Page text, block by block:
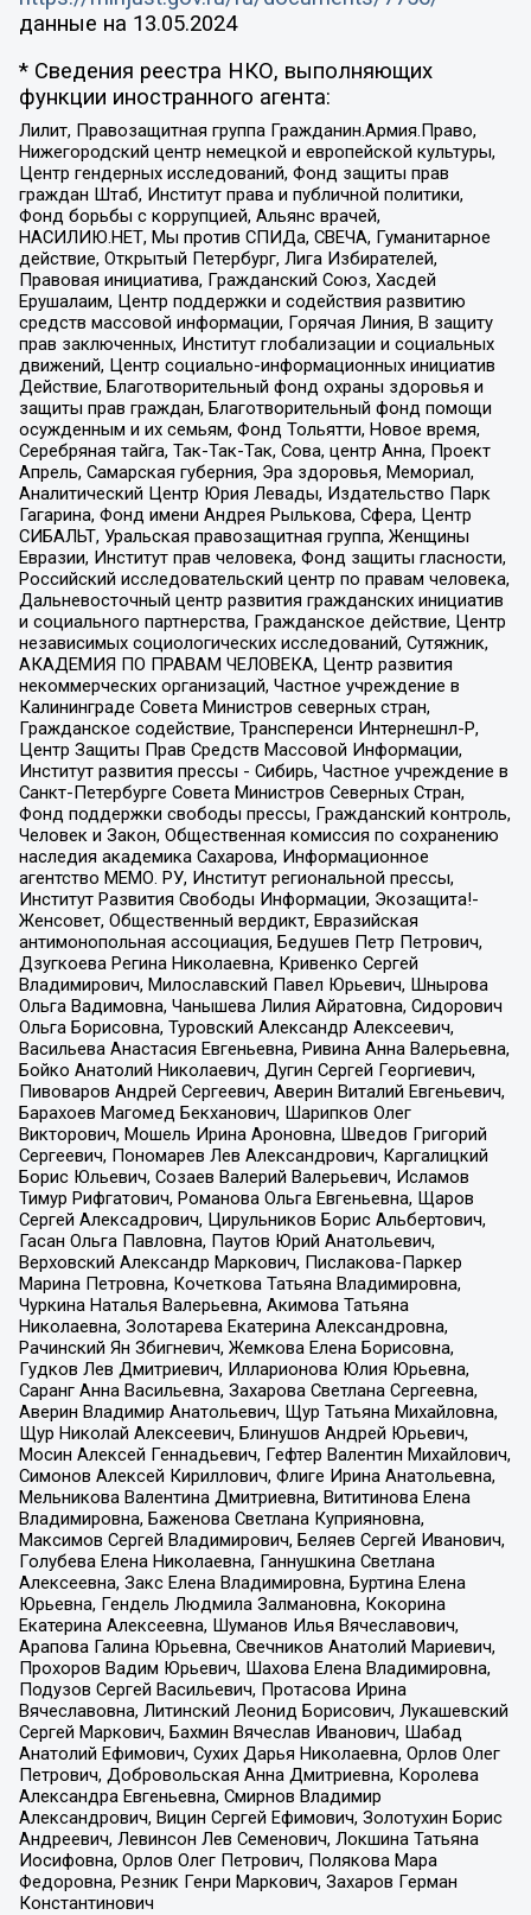
данные на 13.05.2024
* Сведения реестра НКО, выполняющих
функции иностранного агента:
Лилит, Правозащитная группа Гражданин.Армия.Право,
Нижегородский центр немецкой и европейской культуры,
Центр гендерных исследований, Фонд защиты прав
граждан Штаб, Институт права и публичной политики,
Фонд борьбы с коррупцией, Альянс врачей,
НАСИЛИЮ.НЕТ, Мы против СПИДа, СВЕЧА, Гуманитарное
действие, Открытый Петербург, Лига Избирателей,
Правовая инициатива, Гражданский Союз, Хасдей
Ерушалаим, Центр поддержки и содействия развитию
средств массовой информации, Горячая Линия, В защиту
прав заключенных, Институт глобализации и социальных
движений, Центр социально-информационных инициатив
Действие, Благотворительный фонд охраны здоровья и
защиты прав граждан, Благотворительный фонд помощи
осужденным и их семьям, Фонд Тольятти, Новое время,
Серебряная тайга, Так-Так-Так, Сова, центр Анна, Проект
Апрель, Самарская губерния, Эра здоровья, Мемориал,
Аналитический Центр Юрия Левады, Издательство Парк
Гагарина, Фонд имени Андрея Рылькова, Сфера, Центр
СИБАЛЬТ, Уральская правозащитная группа, Женщины
Евразии, Институт прав человека, Фонд защиты гласности,
Российский исследовательский центр по правам человека,
Дальневосточный центр развития гражданских инициатив
и социального партнерства, Гражданское действие, Центр
независимых социологических исследований, Сутяжник,
АКАДЕМИЯ ПО ПРАВАМ ЧЕЛОВЕКА, Центр развития
некоммерческих организаций, Частное учреждение в
Калининграде Совета Министров северных стран,
Гражданское содействие, Трансперенси Интернешнл-Р,
Центр Защиты Прав Средств Массовой Информации,
Институт развития прессы - Сибирь, Частное учреждение в
Санкт-Петербурге Совета Министров Северных Стран,
Фонд поддержки свободы прессы, Гражданский контроль,
Человек и Закон, Общественная комиссия по сохранению
наследия академика Сахарова, Информационное
агентство МЕМО. РУ, Институт региональной прессы,
Институт Развития Свободы Информации, Экозащита!-
Женсовет, Общественный вердикт, Евразийская
антимонопольная ассоциация, Бедушев Петр Петрович,
Дзугкоева Регина Николаевна, Кривенко Сергей
Владимирович, Милославский Павел Юрьевич, Шнырова
Ольга Вадимовна, Чанышева Лилия Айратовна, Сидорович
Ольга Борисовна, Туровский Александр Алексеевич,
Васильева Анастасия Евгеньевна, Ривина Анна Валерьевна,
Бойко Анатолий Николаевич, Дугин Сергей Георгиевич,
Пивоваров Андрей Сергеевич, Аверин Виталий Евгеньевич,
Барахоев Магомед Бекханович, Шарипков Олег
Викторович, Мошель Ирина Ароновна, Шведов Григорий
Сергеевич, Пономарев Лев Александрович, Каргалицкий
Борис Юльевич, Созаев Валерий Валерьевич, Исламов
Тимур Рифгатович, Романова Ольга Евгеньевна, Щаров
Сергей Алексадрович, Цирульников Борис Альбертович,
Гасан Ольга Павловна, Паутов Юрий Анатольевич,
Верховский Александр Маркович, Пислакова-Паркер
Марина Петровна, Кочеткова Татьяна Владимировна,
Чуркина Наталья Валерьевна, Акимова Татьяна
Николаевна, Золотарева Екатерина Александровна,
Рачинский Ян Збигневич, Жемкова Елена Борисовна,
Гудков Лев Дмитриевич, Илларионова Юлия Юрьевна,
Саранг Анна Васильевна, Захарова Светлана Сергеевна,
Аверин Владимир Анатольевич, Щур Татьяна Михайловна,
Щур Николай Алексеевич, Блинушов Андрей Юрьевич,
Мосин Алексей Геннадьевич, Гефтер Валентин Михайлович,
Симонов Алексей Кириллович, Флиге Ирина Анатольевна,
Мельникова Валентина Дмитриевна, Вититинова Елена
Владимировна, Баженова Светлана Куприяновна,
Максимов Сергей Владимирович, Беляев Сергей Иванович,
Голубева Елена Николаевна, Ганнушкина Светлана
Алексеевна, Закс Елена Владимировна, Буртина Елена
Юрьевна, Гендель Людмила Залмановна, Кокорина
Екатерина Алексеевна, Шуманов Илья Вячеславович,
Арапова Галина Юрьевна, Свечников Анатолий Мариевич,
Прохоров Вадим Юрьевич, Шахова Елена Владимировна,
Подузов Сергей Васильевич, Протасова Ирина
Вячеславовна, Литинский Леонид Борисович, Лукашевский
Сергей Маркович, Бахмин Вячеслав Иванович, Шабад
Анатолий Ефимович, Сухих Дарья Николаевна, Орлов Олег
Петрович, Добровольская Анна Дмитриевна, Королева
Александра Евгеньевна, Смирнов Владимир
Александрович, Вицин Сергей Ефимович, Золотухин Борис
Андреевич, Левинсон Лев Семенович, Локшина Татьяна
Иосифовна, Орлов Олег Петрович, Полякова Мара
Федоровна, Резник Генри Маркович, Захаров Герман
Константинович